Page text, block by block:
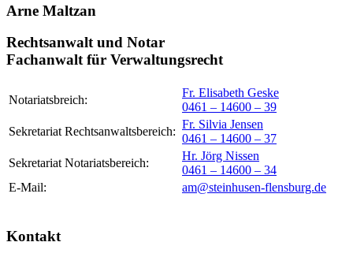
Arne Maltzan
Rechtsanwalt und Notar
Fachanwalt für Verwaltungsrecht
Notariatsbreich:
Fr. Elisabeth Geske
0461 – 14600 – 39
Sekretariat Rechtsanwaltsbereich:
Fr. Silvia Jensen
0461 – 14600 – 37
Sekretariat Notariatsbereich:
Hr. Jörg Nissen
0461 – 14600 – 34
E-Mail:
am@steinhusen-flensburg.de
Kontakt